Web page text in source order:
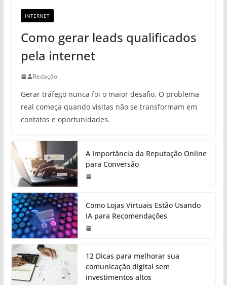
INTERNET
Como gerar leads qualificados
pela internet
Redação
Gerar tráfego nunca foi o maior desafio. O problema
real começa quando visitas não se transformam em
contatos e oportunidades.
A Importância da Reputação Online
para Conversão
Como Lojas Virtuais Estão Usando
IA para Recomendações
12 Dicas para melhorar sua
comunicação digital sem
investimentos altos